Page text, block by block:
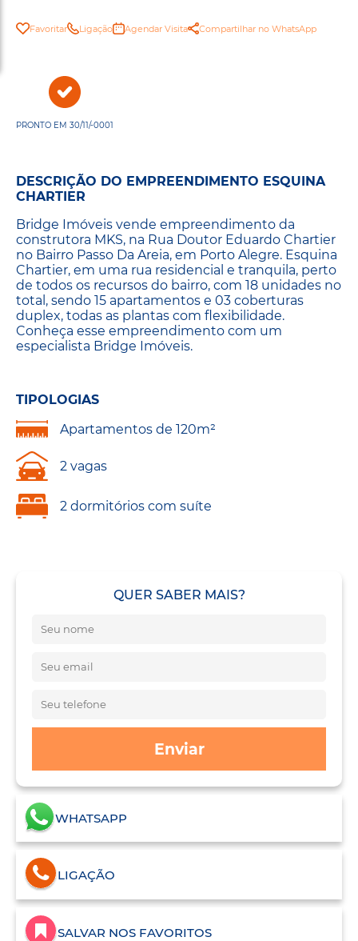
Favoritar Ligação Agendar Visita Compartilhar no WhatsApp
PRONTO EM 30/11/-0001
DESCRIÇÃO DO EMPREENDIMENTO ESQUINA
CHARTIER
Bridge Imóveis vende empreendimento da
construtora MKS, na Rua Doutor Eduardo Chartier
no Bairro Passo Da Areia, em Porto Alegre. Esquina
Chartier, em uma rua residencial e tranquila, perto
de todos os recursos do bairro, com 18 unidades no
total, sendo 15 apartamentos e 03 coberturas
duplex, todas as plantas com flexibilidade.
Conheça esse empreendimento com um
especialista Bridge Imóveis.
TIPOLOGIAS
Apartamentos de 120m²
2 vagas
2 dormitórios com suíte
QUER SABER MAIS?
Enviar
WHATSAPP
LIGAÇÃO
SALVAR NOS FAVORITOS